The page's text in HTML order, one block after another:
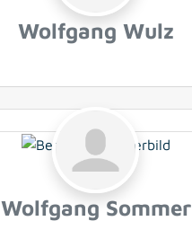
Wolfgang Wulz
Wolfgang Sommer